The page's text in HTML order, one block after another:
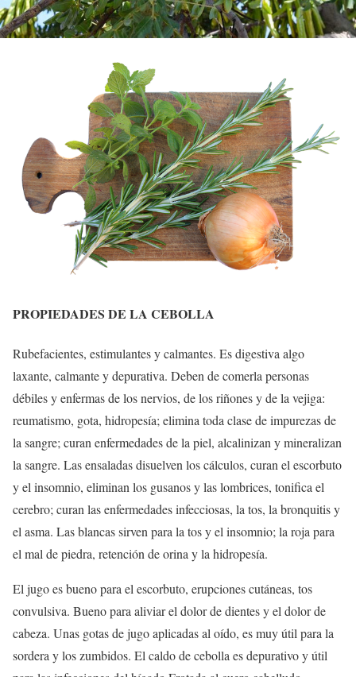
PROPIEDADES DE LA CEBOLLA
Rubefacientes, estimulantes y calmantes. Es digestiva algo
laxante, calmante y depurativa. Deben de comerla personas
débiles y enfermas de los nervios, de los riñones y de la vejiga:
reumatismo, gota, hidropesía; elimina toda clase de impurezas de
la sangre; curan enfermedades de la piel, alcalinizan y mineralizan
la sangre. Las ensaladas disuelven los cálculos, curan el escorbuto
y el insomnio, eliminan los gusanos y las lombrices, tonifica el
cerebro; curan las enfermedades infecciosas, la tos, la bronquitis y
el asma. Las blancas sirven para la tos y el insomnio; la roja para
el mal de piedra, retención de orina y la hidropesía.
El jugo es bueno para el escorbuto, erupciones cutáneas, tos
convulsiva. Bueno para aliviar el dolor de dientes y el dolor de
cabeza. Unas gotas de jugo aplicadas al oído, es muy útil para la
sordera y los zumbidos. El caldo de cebolla es depurativo y útil